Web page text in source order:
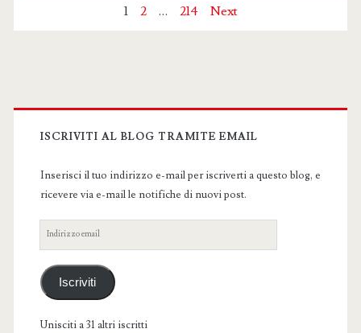
Paginazione
articoli
1 2 … 214 Next
Primary
Sidebar
ISCRIVITI AL BLOG TRAMITE EMAIL
Inserisci il tuo indirizzo e-mail per iscriverti a questo blog, e
ricevere via e-mail le notifiche di nuovi post.
Indirizzo
email
Iscriviti
Unisciti a 31 altri iscritti